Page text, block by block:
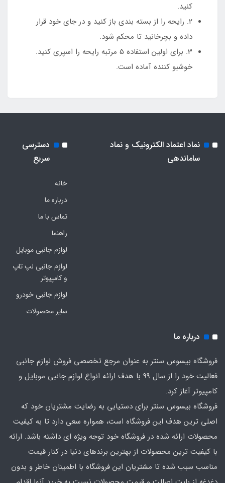
کنید.
2. رایحه را از بسته بندی باز کنید و در جای خود قرار
داده و بچرخانید تا محکم شود.
3. برای اولین استفاده 5 مرتبه رایحه را اسپری کنید.
خوشبو کننده آماده است.
نماد اعتماد الکترونیک و نماد
ساماندهی
دسترسی
سریع
خانه
درباره ما
تماس با ما
راهنما
لوازم جانبی موبایل
لوازم جانبی لپ تاپ
و کامپیوتر
لوازم جانبی خودرو
سایر محصولات
درباره ما
فروشگاه بیسوس سنتر به عنوان مرجع تخصصی فروش لوازم جانبی
فعالیت خود را از سال 99 با هدف ارائه انواع لوازم جانبی موبایل و
کامپیوتر آغاز کرد.
فروشگاه بیسوس سنتر برای دستیابی به رضایت مشتریان خود که
اصلی‌ ترین هدف این فروشگاه است، همواره سعی دارد تا به کیفیت
محصولات ارائه شده در فروشگاه خود توجه ویژه ای داشته باشد. ارائه
با کیفیت‌ ترین محصولات از بهترین برندهای دنیا در کنار قیمت
مناسب سبب شده تا مشتریان این فروشگاه با اطمینان خاطر و بدون